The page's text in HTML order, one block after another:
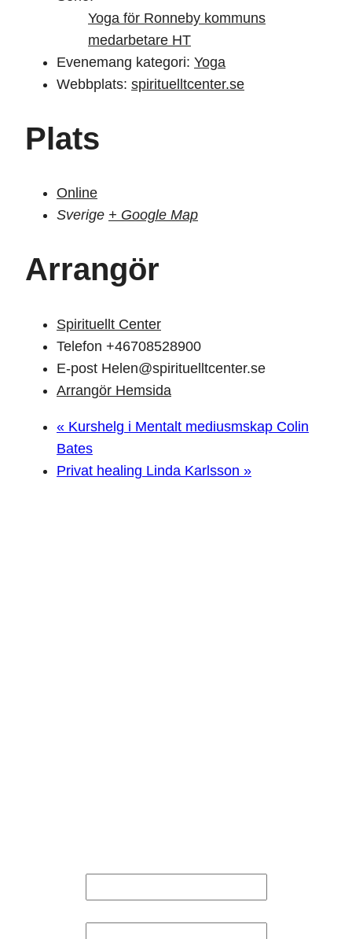
Yoga för Ronneby kommuns
medarbetare HT
Evenemang kategori: Yoga
Webbplats: spirituelltcenter.se
Plats
Online
Sverige + Google Map
Arrangör
Spirituellt Center
Telefon +46708528900
E-post Helen@spirituelltcenter.se
Arrangör Hemsida
« Kurshelg i Mentalt mediusmskap Colin
Bates
Privat healing Linda Karlsson »